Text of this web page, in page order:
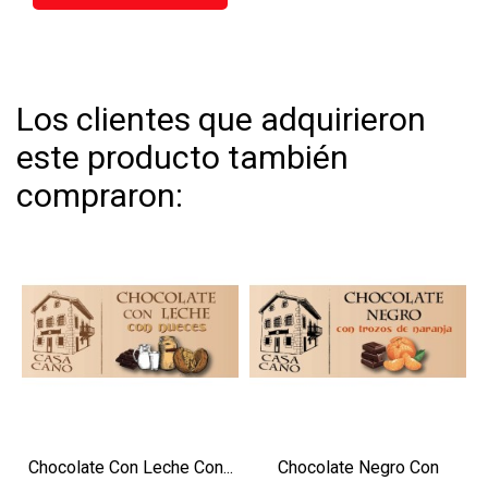
Los clientes que adquirieron
este producto también
compraron:
Chocolate Con Leche Con...
Chocolate Negro Con